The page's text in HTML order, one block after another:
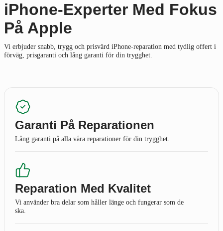
iPhone-Experter Med Fokus
På Apple
Vi erbjuder snabb, trygg och prisvärd iPhone-reparation med tydlig offert i
förväg, prisgaranti och lång garanti för din trygghet.
Garanti På Reparationen
Lång garanti på alla våra reparationer för din trygghet.
Reparation Med Kvalitet
Vi använder bra delar som håller länge och fungerar som de
ska.